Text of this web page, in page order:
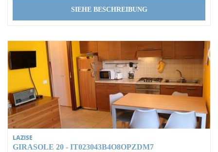
SIEHE BESCHREIBUNG
LAZISE
GIRASOLE 20 - IT023043B4O8OPZDM7